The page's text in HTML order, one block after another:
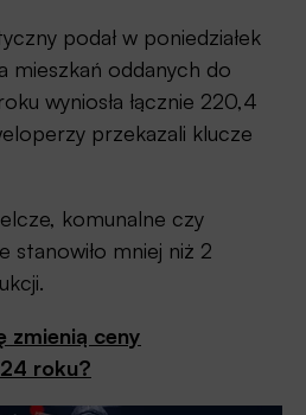
podał w poniedziałek
mieszkań oddanych do
wyniosła łącznie 220,4
przekazali klucze
komunalne czy
stanowiło mniej niż 2
zmienią ceny
roku?